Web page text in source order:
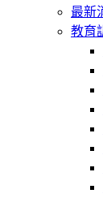
最新
教育